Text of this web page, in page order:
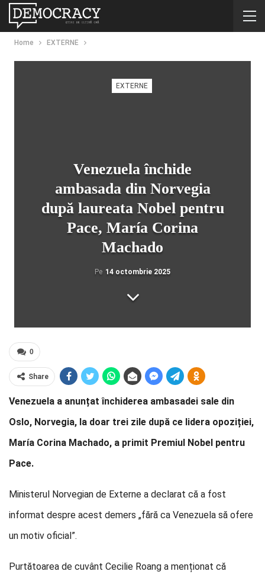
Home EXTERNE
EXTERNE
Venezuela închide
ambasada din Norvegia
după laureata Nobel pentru
Pace, María Corina
Machado
Pe 14 octombrie 2025
0
Share
Venezuela a anunțat închiderea ambasadei sale din
Oslo, Norvegia, la doar trei zile după ce lidera opoziției,
María Corina Machado, a primit Premiul Nobel pentru
Pace.
Ministerul Norvegian de Externe a declarat că a fost
informat despre acest demers „fără ca Venezuela să ofere
un motiv oficial”.
Purtătoarea de cuvânt Cecilie Roang a menționat că